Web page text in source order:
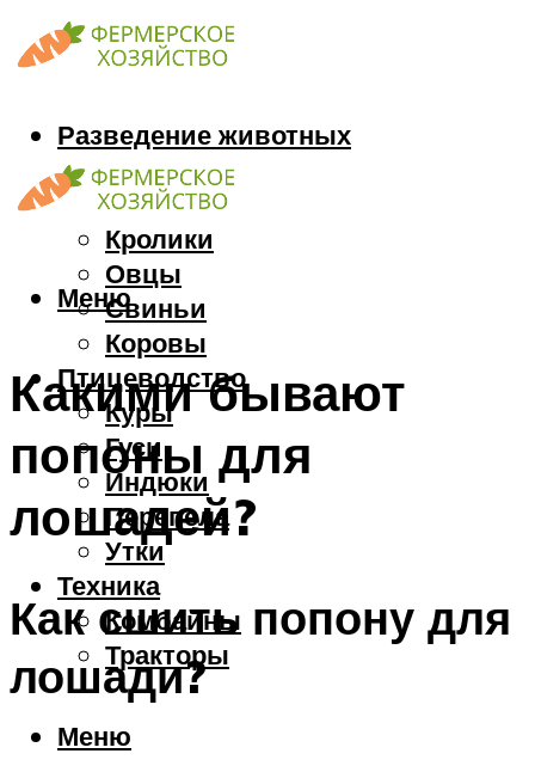
Разведение животных
Козы
Кони
Кролики
Овцы
Свиньи
Коровы
Птицеводство
Куры
Гуси
Индюки
Перепела
Утки
Техника
Комбайны
Тракторы
Меню
Меню
Какими бывают
попоны для
лошадей?
Как сшить попону для
лошади?